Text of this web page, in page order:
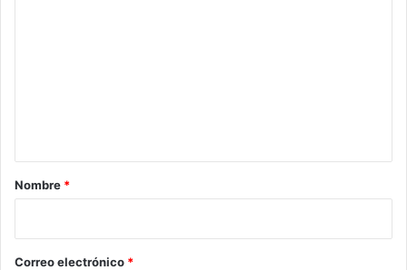
r
*
Nombre *
Correo electrónico *